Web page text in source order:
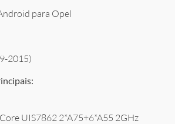
para Opel
2015)
UIS7862 2*A75+6*A55 2GHz